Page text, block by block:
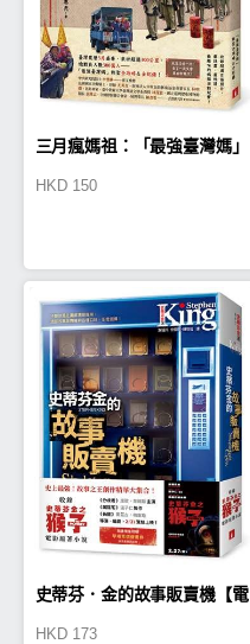
三月瘋媽祖：「最強臺灣媽」
HKD 150
史蒂芬．金的故事販賣機【電
HKD 173